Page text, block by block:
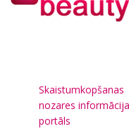
Skaistumkopšanas
nozares
portāls